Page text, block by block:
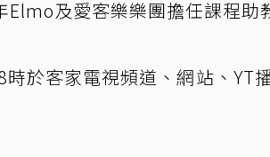
及愛客樂樂團擔任課程助
於客家電視頻道、網站、YT